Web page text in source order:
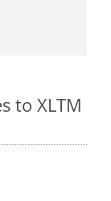
to XLTM